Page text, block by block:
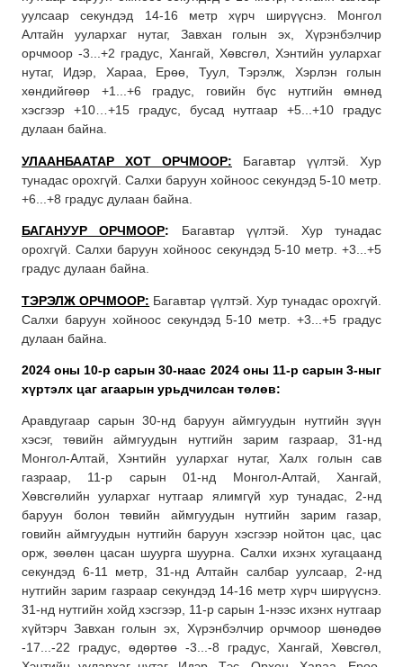
уулсаар секундэд 14-16 метр хүрч ширүүснэ. Монгол
Алтайн уулархаг нутаг, Завхан голын эх, Хүрэнбэлчир
орчмоор -3...+2 градус, Хангай, Хөвсгөл, Хэнтийн уулархаг
нутаг, Идэр, Хараа, Ерөө, Туул, Тэрэлж, Хэрлэн голын
хөндийгөөр +1...+6 градус, говийн бүс нутгийн өмнөд
хэсгээр +10…+15 градус, бусад нутгаар +5...+10 градус
дулаан байна.
УЛААНБААТАР ХОТ ОРЧМООР: Багавтар үүлтэй. Хур
тунадас орохгүй. Салхи баруун хойноос секундэд 5-10 метр.
+6...+8 градус дулаан байна.
БАГАНУУР ОРЧМООР: Багавтар үүлтэй. Хур тунадас
орохгүй. Салхи баруун хойноос секундэд 5-10 метр. +3...+5
градус дулаан байна.
ТЭРЭЛЖ ОРЧМООР: Багавтар үүлтэй. Хур тунадас орохгүй.
Салхи баруун хойноос секундэд 5-10 метр. +3...+5 градус
дулаан байна.
2024 оны 10-р сарын 30-наас 2024 оны 11-р сарын 3-ныг
хүртэлх цаг агаарын урьдчилсан төлөв:
Аравдугаар сарын 30-нд баруун аймгуудын нутгийн зүүн
хэсэг, төвийн аймгуудын нутгийн зарим газраар, 31-нд
Монгол-Алтай, Хэнтийн уулархаг нутаг, Халх голын сав
газраар, 11-р сарын 01-нд Монгол-Алтай, Хангай,
Хөвсгөлийн уулархаг нутгаар ялимгүй хур тунадас, 2-нд
баруун болон төвийн аймгуудын нутгийн зарим газар,
говийн аймгуудын нутгийн баруун хэсгээр нойтон цас, цас
орж, зөөлөн цасан шуурга шуурна. Салхи ихэнх хугацаанд
секундэд 6-11 метр, 31-нд Алтайн салбар уулсаар, 2-нд
нутгийн зарим газраар секундэд 14-16 метр хүрч ширүүснэ.
31-нд нутгийн хойд хэсгээр, 11-р сарын 1-нээс ихэнх нутгаар
хүйтэрч Завхан голын эх, Хүрэнбэлчир орчмоор шөнөдөө
-17...-22 градус, өдөртөө -3...-8 градус, Хангай, Хөвсгөл,